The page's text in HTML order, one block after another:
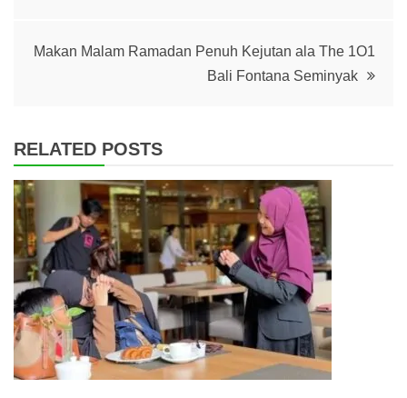
Makan Malam Ramadan Penuh Kejutan ala The 1O1
Bali Fontana Seminyak
RELATED POSTS